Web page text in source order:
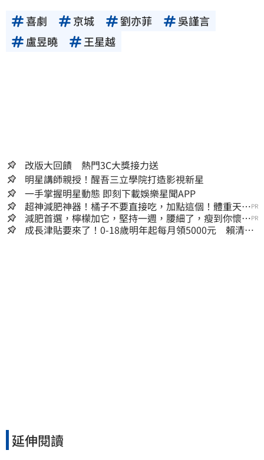
喜劇 京城 劉亦菲
吳謹言
盧昱曉
王星越
改版大回饋 熱門3C大獎接力送
明星講師親授！醒吾三立學院打造影視新星
一手掌握明星動態 即刻下載娛樂星聞APP
超神減肥神器！橘子不要直接吃，加點這個！體重天天
下降
PR
減肥首選，檸檬加它，堅持一週，腰細了，瘦到你懷疑
人生
PR
成長津貼要來了！0-18歲明年起每月領5000元 賴清
延伸閱讀